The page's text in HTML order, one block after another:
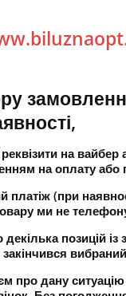
на вайбер
на оплату або
(при
ми не
позицій із
про дану